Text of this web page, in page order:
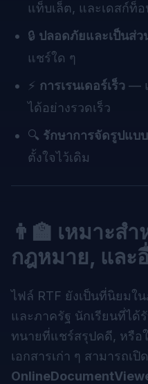
แท็บเล็ต, และเดสก์ท็อ
🔒 ปลอดภัยและเป็นส่ว
แชร์ใด ๆ
⚡ การเรนเดอร์เร็ว —
ได้อย่างรวดเร็ว
🔍 รักษาการจัดรูปแบบ
ตั้งใจไว้เดิม
👨‍🏫 เหมาะส
กฎหมาย, และ
ไฟล์ RTF ยังเป็นที่นิยมใ
และภาครัฐ นักเรียนที่ได้
ทนายที่แชร์สรุปคดี, หรือ
เอกสารเก่า ๆ สามารถเ